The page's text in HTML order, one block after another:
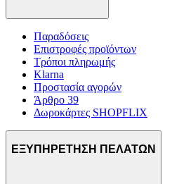
Παραδόσεις
Επιστροφές προϊόντων
Τρόποι πληρωμής
Klarna
Προστασία αγορών
Άρθρο 39
Δωροκάρτες SHOPFLIX
ΕΞΥΠΗΡΕΤΗΣΗ ΠΕΛΑΤΩΝ